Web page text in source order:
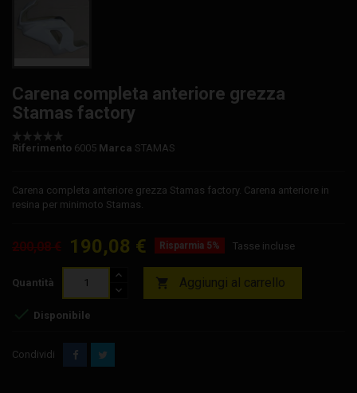
Carena completa anteriore grezza
Stamas factory
Riferimento 6005 Marca STAMAS
Carena completa anteriore grezza Stamas factory. Carena anteriore in
resina per minimoto Stamas.
200,08 € 190,08 € Risparmia 5% Tasse incluse
Quantità  Aggiungi al carrello
 Disponibile
Condividi